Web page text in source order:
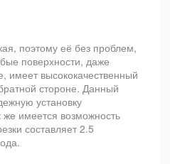
поэтому её без проблем,
поверхности, даже
высококачественный
стороне. Данный
установку
имеется возможность
составляет 2.5